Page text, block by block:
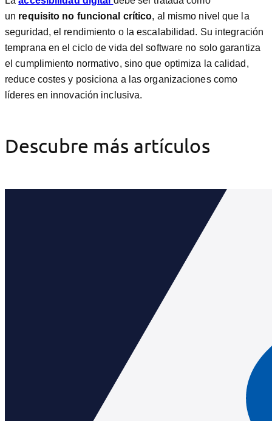
un requisito no funcional crítico, al mismo nivel que la
seguridad, el rendimiento o la escalabilidad. Su integración
temprana en el ciclo de vida del software no solo garantiza
el cumplimiento normativo, sino que optimiza la calidad,
reduce costes y posiciona a las organizaciones como
líderes en innovación inclusiva.
Descubre más artículos